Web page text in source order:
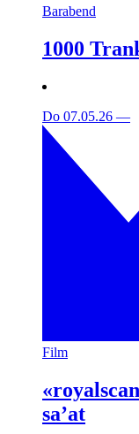
Barabend
1000
Do 07.05.26 —
Film
sa’at